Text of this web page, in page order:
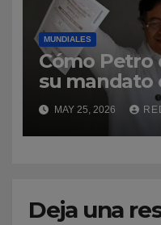
MUNDIALES
Cómo
su mandato
popularidad
en Colombia
juega en las
MAY 25, 2026
Deja una